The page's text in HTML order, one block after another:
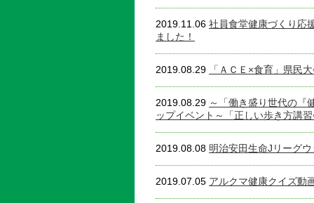
2019.11.06 社員食堂健康づくり応
ました！
2019.08.29 「ＡＣＥ×食育」県民
2019.08.29 ～「働き盛り世代の『
ップイベント～「正しい歩き方講
2019.08.08 明治安田生命Jリーグ
2019.07.05 アルクマ健康クイズ動